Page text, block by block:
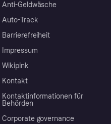
Anti-Geldwäsche
Auto-Track
Barrierefreiheit
Impressum
Wikipink
Kontakt
Kontaktinformationen für
Behörden
Corporate governance